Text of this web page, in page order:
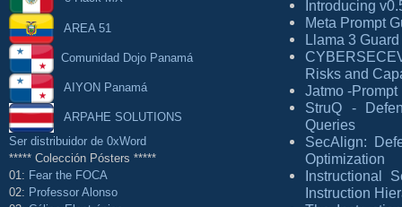
AREA 51
Comunidad Dojo Panamá
AIYON Panamá
ARPAHE SOLUTIONS
Ser distribuidor de 0xWord
***** Colección Pósters *****
01: Fear the FOCA
02: Professor Alonso
Introducing
Meta Prompt
Llama 3 Guard
Risks and
Jatmo -
StruQ -
Queries
SecAlign:
Optimization
Instructional
Instruction